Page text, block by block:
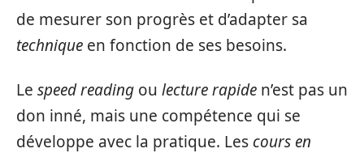
de mesurer son progrès et d’adapter sa
technique en fonction de ses besoins.
Le speed reading ou lecture rapide n’est pas un
don inné, mais une compétence qui se
développe avec la pratique. Les cours en